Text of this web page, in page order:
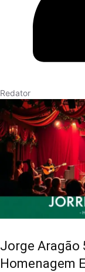
Redator
Jorge Aragão
Homenagem